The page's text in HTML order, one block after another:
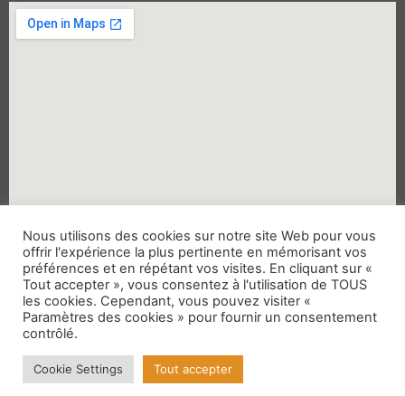
Mentions Légales
Politique de Confidentialité
Nous utilisons des cookies sur notre site Web pour vous
offrir l'expérience la plus pertinente en mémorisant vos
préférences et en répétant vos visites. En cliquant sur «
Tout accepter », vous consentez à l'utilisation de TOUS
les cookies. Cependant, vous pouvez visiter «
Paramètres des cookies » pour fournir un consentement
contrôlé.
Cookie Settings Tout accepter